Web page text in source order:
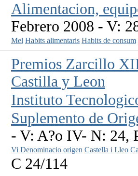
Alimentacion,
Febrero 2008 - V:
Mel Habits alimentaris Habits de consum
Premios Zarcillo
Castilla y Leon
Instituto
Suplemento de
- V: A?o IV- N: 24,
Vi Denominacio origen Castella i Lleo
C 24/114